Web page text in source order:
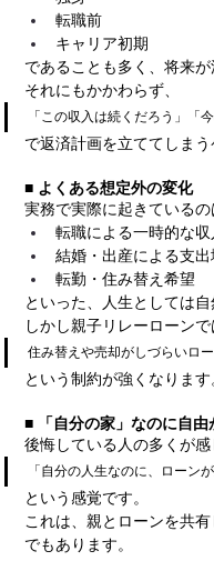
転職前
キャリア初期
であることも多く、将来が
それにもかかわらず、
「この収入は続くだろう」「
で返済計画を立ててしまう
■ よくある想定外の変化
実務で実際に起きているの
転職による一時的な収
結婚・出産による支出
転勤・住み替え希望
といった、人生としては自
しかし親子リレーローンで
住み替えや売却がしづらいロ
という制約が強くなります
■ 「自分の家」なのに自由
後悔している人の多くが感
「自分の人生なのに、ローン
という感覚です。
これは、親とローンを共
でもあります。